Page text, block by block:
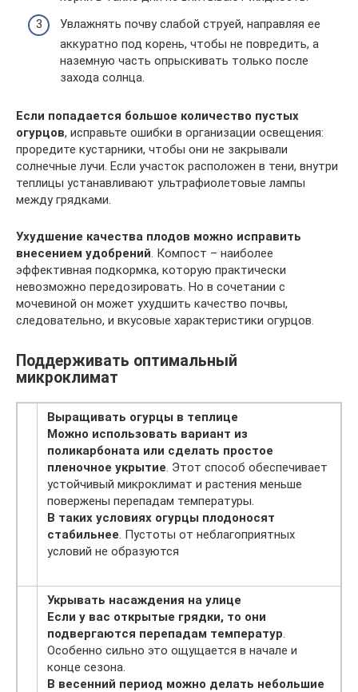
Увлажнять почву слабой струей, направляя ее
аккуратно под корень, чтобы не повредить, а
наземную часть опрыскивать только после
захода солнца.
Если попадается большое количество пустых
огурцов, исправьте ошибки в организации освещения:
проредите кустарники, чтобы они не закрывали
солнечные лучи. Если участок расположен в тени, внутри
теплицы устанавливают ультрафиолетовые лампы
между грядками.
Ухудшение качества плодов можно исправить
внесением удобрений . Компост – наиболее
эффективная подкормка, которую практически
невозможно передозировать. Но в сочетании с
мочевиной он может ухудшить качество почвы,
следовательно, и вкусовые характеристики огурцов.
Поддерживать оптимальный
микроклимат
Выращивать огурцы в теплице
Можно использовать вариант из
поликарбоната или сделать простое
пленочное укрытие. Этот способ обеспечивает
устойчивый микроклимат и растения меньше
повержены перепадам температуры.
В таких условиях огурцы плодоносят
стабильнее. Пустоты от неблагоприятных
условий не образуются
Укрывать насаждения на улице
Если у вас открытые грядки, то они
подвергаются перепадам температур.
Особенно сильно это ощущается в начале и
конце сезона.
В весенний период можно делать небольшие